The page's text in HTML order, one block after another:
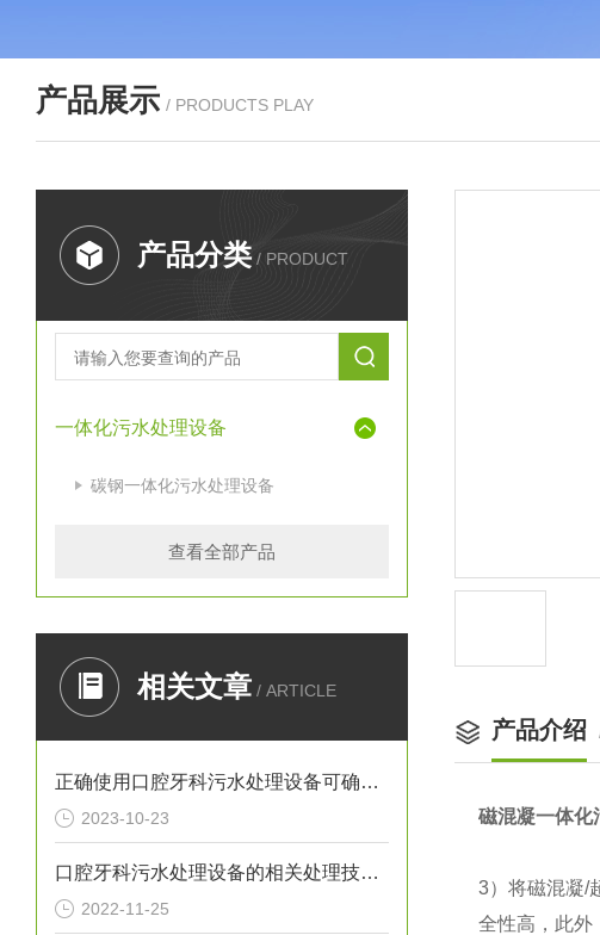
产品展示 / PRODUCTS PLAY
产品分类 / PRODUCT
一体化污水处理设备
碳钢一体化污水处理设备
查看全部产品
相关文章 / ARTICLE
正确使用口腔牙科污水处理设备可确保处理效果
2023-10-23
口腔牙科污水处理设备的相关处理技术介绍
2022-11-25
产品介绍
磁混凝一体化
3）将磁混凝/
全性高，此外